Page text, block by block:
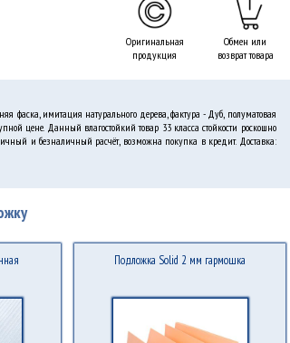
Обмен или
возврат товара
Оригинальная
продукция
фаска, имитация натурального дерева, фактура - Дуб, полуматовая
цене. Данный влагостойкий товар 33 класса стойкости роскошно
и безналичный расчёт, возможна покупка в кредит. Доставка:
Подложка Solid 2 мм гармошка